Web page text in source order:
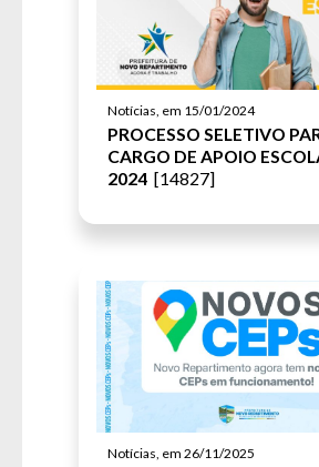
Notícias, em 15/01/2024
PROCESSO SELETIVO
CARGO DE APOIO
2024 [14827]
Notícias, em 26/11/2025